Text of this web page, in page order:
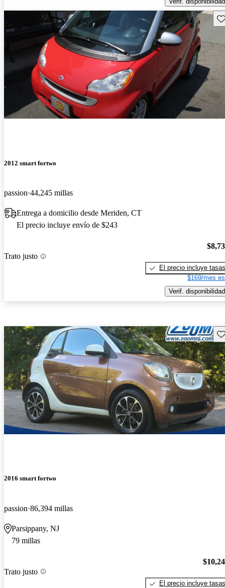
2012 smart fortwo
passion 44,245 millas
Entrega a domicilio desde Meriden, CT
El precio incluye envío de $243
Trato justo
El precio incluye tasas
$169/mes
Verif. disponibilidad
2016 smart fortwo
passion 86,394 millas
Parsippany, NJ
79 millas
Trato justo
El precio incluye tasas